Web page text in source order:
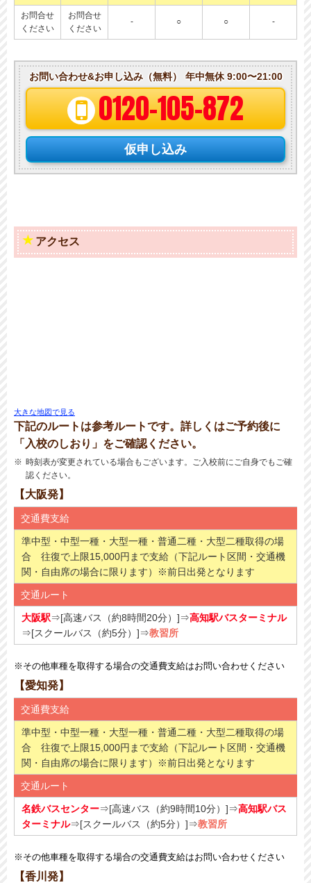
お問合せ
ください
お問合せ
ください
- ○ ○ -
お問い合わせ&お申し込み（無料） 年中無休 9:00〜21:00
0120-105-872
仮申し込み
アクセス
大きな地図で見る
下記のルートは参考ルートです。詳しくはご予約後に
「入校のしおり」をご確認ください。
時刻表が変更されている場合もございます。ご入校前にご自身でもご確
認ください。
【大阪発】
交通費支給
準中型・中型一種・大型一種・普通二種・大型二種取得の場
合 往復で上限15,000円まで支給（下記ルート区間・交通機
関・自由席の場合に限ります）※前日出発となります
交通ルート
大阪駅⇒[高速バス（約8時間20分）]⇒高知駅バスターミナル
⇒[スクールバス（約5分​）]⇒教習所
※その他車種を取得する場合の交通費支給はお問い合わせください
【愛知発】
交通費支給
準中型・中型一種・大型一種・普通二種・大型二種取得の場
合 往復で上限15,000円まで支給（下記ルート区間・交通機
関・自由席の場合に限ります）※前日出発となります
交通ルート
名鉄バスセンター⇒[高速バス（約9時間10分）]⇒高知駅バス
ターミナル⇒[スクールバス（約5分​）]⇒教習所
※その他車種を取得する場合の交通費支給はお問い合わせください
【香川発】